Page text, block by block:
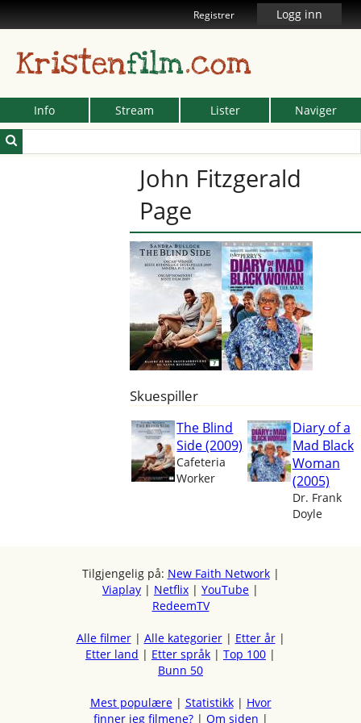
Registrer Logg inn
Kristenfilm.com
Info Stream Lister Naviger
John Fitzgerald
Page
Skuespiller
The Blind
Side (2009)
Cafeteria
Worker
Diary of a
Mad Black
Woman
(2005)
Dr. Frank
Doyle
Tilgjengelig på: New Faith Network|
Viaplay | Netflix | YouTube |
RedeemTV
Alle filmer| Alle kategorier| Etter år|
Etter land | Etter språk | Top 100 |
Bunn 50
Mest populære| Statistikk| Hvor
finner jeg filmene?| Om siden |